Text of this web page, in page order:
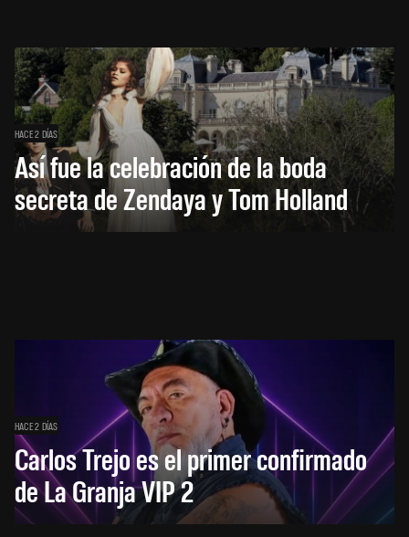
HACE 2 DÍAS
Así fue la celebración de la boda
secreta de Zendaya y Tom Holland
HACE 2 DÍAS
Carlos Trejo es el primer confirmado
de La Granja VIP 2